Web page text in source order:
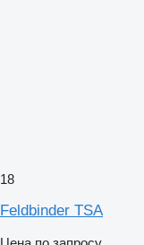
18
Feldbinder TSA